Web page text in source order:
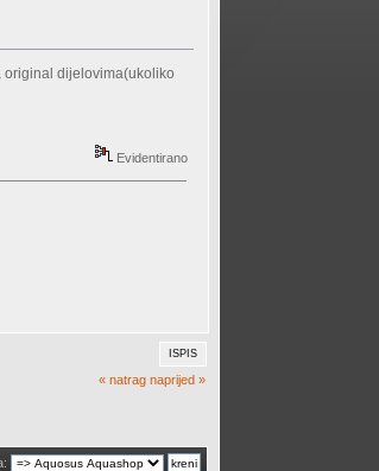
original dijelovima(ukoliko
Evidentirano
ISPIS
« natrag naprijed »